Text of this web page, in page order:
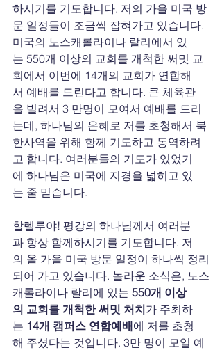
하시기를 기도합니다. 저의 가을 미국 방
문 일정들이 조금씩 잡혀가고 있습니다.
미국의 노스캐롤라이나 랄리에서 있
는 550개 이상의 교회를 개척한 써밋 교
회에서 이번에 14개의 교회가 연합해
서 예배를 드린다고 합니다. 큰 체육관
을 빌려서 3 만명이 모여서 예배를 드리
는데, 하나님의 은혜로 저를 초청해서 북
한사역을 위해 함께 기도하고 동역하려
고 합니다. 여러분들의 기도가 있었기
에 하나님은 미국에 지경을 넓히고 있
는 줄 믿습니다.
할렐루야! 평강의 하나님께서 여러분
과 항상 함께하시기를 기도합니다. 저
의 올 가을 미국 방문 일정이 하나씩 정리
되어 가고 있습니다. 놀라운 소식은, 노스
캐롤라이나 랄리에 있는 550개 이상
의 교회를 개척한 써밋 처치가 주최하
는 14개 캠퍼스 연합예배에 저를 초청
해 주셨다는 것입니다. 3만 명이 모일 예